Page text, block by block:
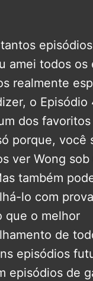
tantos
amei todos os
realmente
o Episódio
dos
porque, você
ver Wong
também
lo com
que o melhor
de
episódios
episódios de